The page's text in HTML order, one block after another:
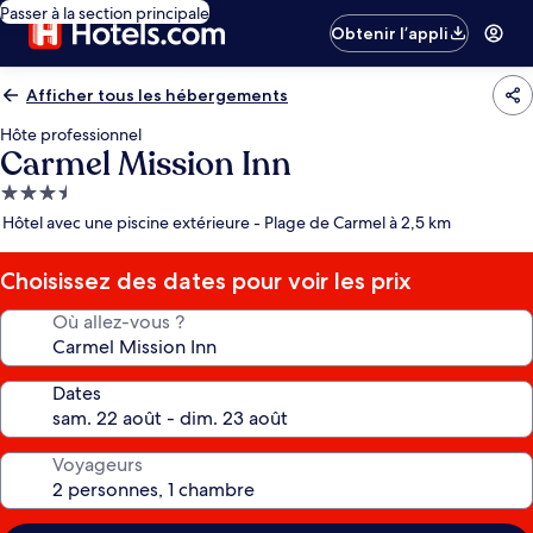
Passer à la section principale
Obtenir l’appli
Afficher tous les hébergements
Hôte professionnel
Carmel Mission Inn
Hébergement
3.5 étoiles
Hôtel avec une piscine extérieure - Plage de Carmel à 2,5 km
Choisissez des dates pour voir les prix
Où allez-vous ?
Dates
Voyageurs